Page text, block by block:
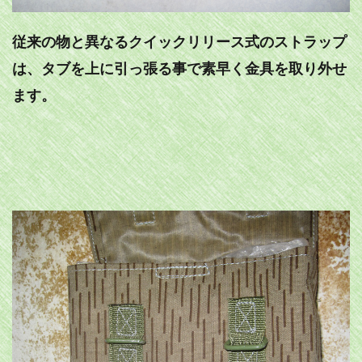
従来の物と異なるクイックリリース式のストラップ
は、タブを上に引っ張る事で素早く金具を取り外せ
ます。